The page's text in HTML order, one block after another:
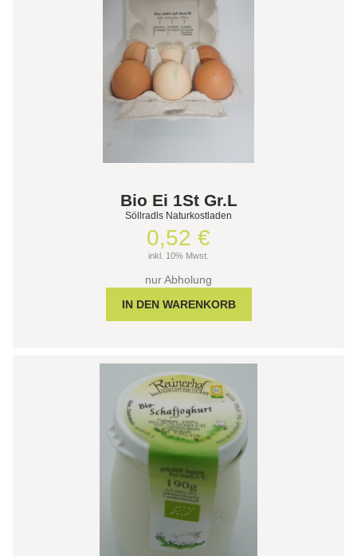
Bio Ei 1St Gr.L
Söllradls Naturkostladen
0,52 €
inkl. 10% Mwst.
nur Abholung